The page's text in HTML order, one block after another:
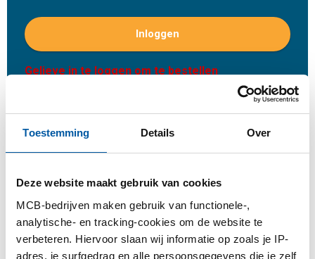
Toestemming Details Over
Deze website maakt gebruik van cookies
MCB-bedrijven maken gebruik van functionele-,
analytische- en tracking-cookies om de website te
verbeteren. Hiervoor slaan wij informatie op zoals je IP-
adres, je surfgedrag en alle persoonsgegevens die je zelf
Inloggen
Gelieve in te loggen om te bestellen
Bestel met uw eigen artikelnummers
Calculeren met actuele MCB-prijzen
Volg uw order via Track&Trace
Product Product omschrijving Bruto prijslijst